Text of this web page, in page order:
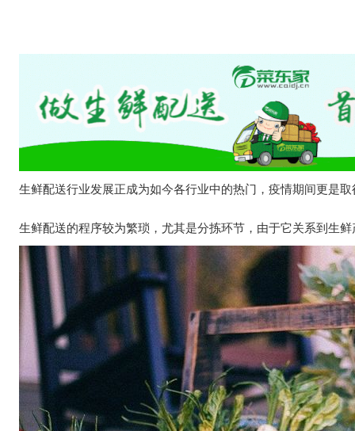
生鲜配送行业发展正成为如今各行业中的热门，疫情期间更是
生鲜配送的程序较为繁琐，尤其是分拣环节，由于它关系到生